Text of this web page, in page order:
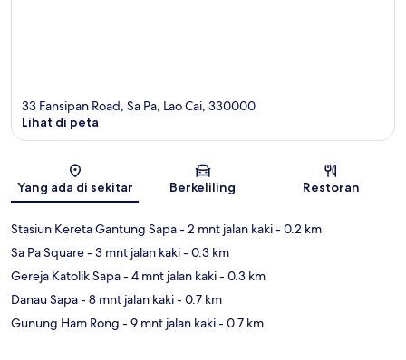
Peta
33 Fansipan Road, Sa Pa, Lao Cai, 330000
Lihat di peta
Yang ada di sekitar Berkeliling Restoran
Stasiun Kereta Gantung Sapa- 2 mnt jalan kaki- 0.2 km
Sa Pa Square- 3 mnt jalan kaki- 0.3 km
Gereja Katolik Sapa- 4 mnt jalan kaki- 0.3 km
Danau Sapa- 8 mnt jalan kaki- 0.7 km
Gunung Ham Rong - 9 mnt jalan kaki- 0.7 km